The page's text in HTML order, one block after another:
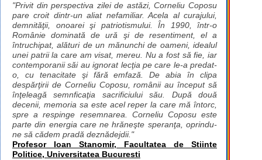
"Privit din perspectiva zilei de astăzi, Corneliu Coposu
pare croit dintr-un aliat nefamiliar. Acela al curajului,
demnităţii, onoarei şi patriotismului. În 1990, într-o
Românie dominată de ură şi de resentiment, el a
întruchipat, alături de un mănunchi de oameni, idealul
unei patrii la care am visat, mereu. Nu a fost să fie, iar
contemporanii săi au ignorat lecţia pe care le-a predat-
o, cu tenacitate şi fără emfază. De abia în clipa
despărţirii de Corneliu Coposu, românii au început să
înţeleagă semnficaţia sacrificiului său. După două
decenii, memoria sa este acel reper la care mă întorc,
spre a respinge resemnarea. Corneliu Coposu este
parte din energia care ne hrăneşte speranţa, oprindu-
ne să cădem pradă deznădejdii."
Profesor Ioan Stanomir, Facultatea de Stiinte
Politice, Universitatea Bucuresti